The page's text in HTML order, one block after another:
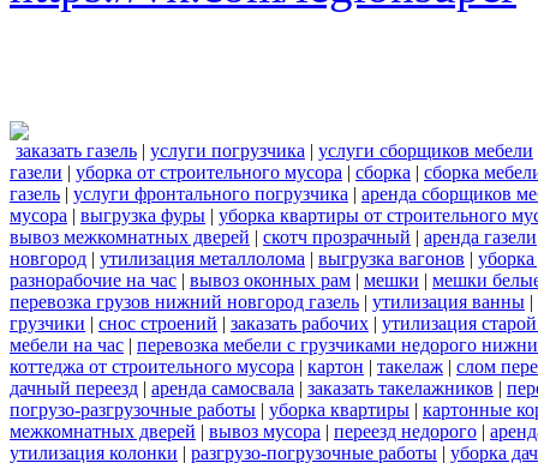
заказать газель | услуги погрузчика | услуги сборщиков мебели
газели | уборка от строительного мусора | сборка | сборка
газель | услуги фронтального погрузчика | аренда сборщиков
мусора | выгрузка фуры | уборка квартиры от строительного
вывоз межкомнатных дверей | скотч прозрачный | аренда газели
новгород | утилизация металлолома | выгрузка вагонов |
разнорабочие на час | вывоз оконных рам | мешки | мешки
перевозка грузов нижний новгород газель | утилизация ванны |
грузчики | снос строений | заказать рабочих | утилизация
мебели на час | перевозка мебели с грузчиками недорого
коттеджа от строительного мусора | картон | такелаж | слом
дачный переезд | аренда самосвала | заказать такелажников |
погрузо-разгрузочные работы | уборка квартиры | картонные
межкомнатных дверей | вывоз мусора | переезд недорого |
утилизация колонки | разгрузо-погрузочные работы | уборка